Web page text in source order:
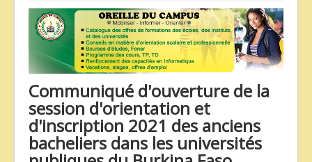
NOS SERVICES
FAQ
CONTACTS
TELECHARGEMENTS
ANNONCES
Communiqué d'ouverture de la
session d'orientation et
d'inscription 2021 des anciens
bacheliers dans les universités